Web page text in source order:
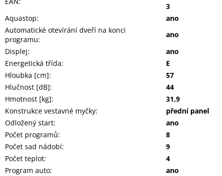
3
Aquastop:
ano
Automatické otevírání dveří na konci
programu:
ano
Displej:
ano
Energetická třída:
E
Hloubka [cm]:
57
Hlučnost [dB]:
44
Hmotnost [kg]:
31,9
Konstrukce vestavné myčky:
přední panel
Odložený start:
ano
Počet programů:
8
Počet sad nádobí:
9
Počet teplot:
4
Program auto:
ano